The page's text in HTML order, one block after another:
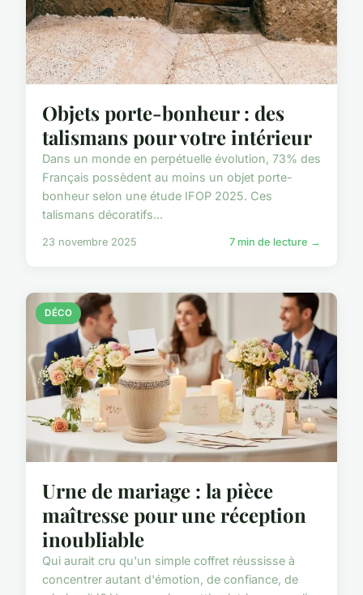
Objets porte-bonheur : des
talismans pour votre intérieur
Dans un monde en perpétuelle évolution, 73% des
Français possèdent au moins un objet porte-
bonheur selon une étude IFOP 2025. Ces
talismans décoratifs...
23 novembre 2025 7 min de lecture →
DÉCO
Urne de mariage : la pièce
maîtresse pour une réception
inoubliable
Qui aurait cru qu'un simple coffret réussisse à
concentrer autant d'émotion, de confiance, de